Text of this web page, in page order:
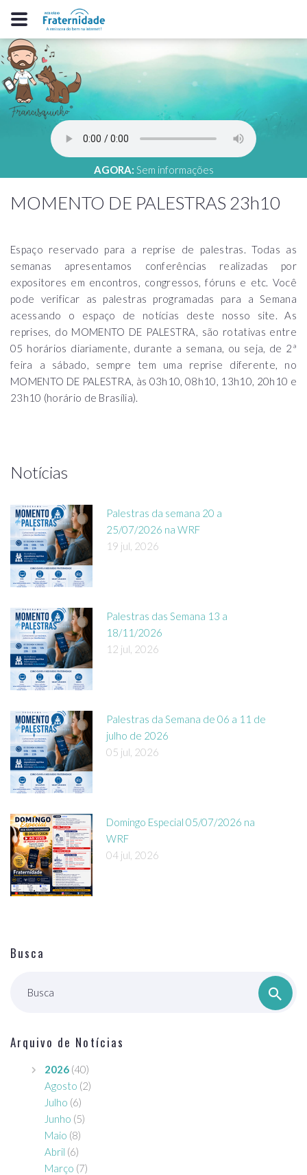
AGORA: Sem informações
MOMENTO DE PALESTRAS 23h10
Espaço reservado para a reprise de palestras. Todas as
semanas apresentamos conferências realizadas por
expositores em encontros, congressos, fóruns e etc. Você
pode verificar as palestras programadas para a Semana
acessando o espaço de notícias deste nosso site. As
reprises, do MOMENTO DE PALESTRA, são rotativas entre
05 horários diariamente, durante a semana, ou seja, de 2ª
feira a sábado, sempre tem uma reprise diferente, no
MOMENTO DE PALESTRA, às 03h10, 08h10, 13h10, 20h10 e
23h10 (horário de Brasília).
Notícias
Palestras da semana 20 a
25/07/2026 na WRF
19 jul, 2026
Palestras das Semana 13 a
18/11/2026
12 jul, 2026
Palestras da Semana de 06 a 11 de
julho de 2026
05 jul, 2026
Domingo Especial 05/07/2026 na
WRF
04 jul, 2026
Busca
Busca
Arquivo de Notícias
2026 (40)
Agosto (2)
Julho (6)
Junho (5)
Maio (8)
Abril (6)
Março (7)